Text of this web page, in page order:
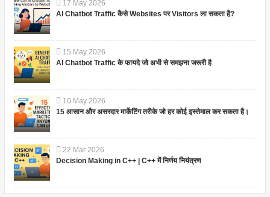
17 May 2026
AI Chatbot Traffic कैसे Websites पर Visitors ला सकता है?
15 May 2026
AI Chatbot Traffic के फायदे जो अभी से समझना जरूरी है
10 May 2026
15 आसान और असरदार मार्केटिंग तरीके जो हर कोई इस्तेमाल कर सकता है।
22 Mar 2026
Decision Making in C++ | C++ में निर्णय नियंत्रण